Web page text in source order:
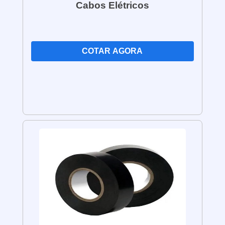
ou alumínio, materiais altamente
com um material isolante, como PVC
(policloreto de vinila), polietileno ou
borracha, que protege o condutor e
capacidade de condução de corrente
e da distância a ser percorrida.
Flexibilidade:
Os fios elétricos são
flexíveis, o que facilita sua
instalação e permite que sejam
utilizados em diferentes tipos de
projetos.
Classificação de Temperatura:
Cabos Elétricos
COTAR AGORA